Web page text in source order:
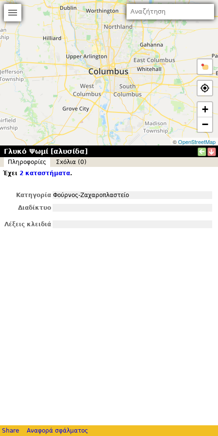
+
−
©OpenStreetMap
Γλυκό Ψωμί [αλυσίδα]
Πληροφορίες
Σxόλια (0)
Έχει 2 καταστήματα.
Κατηγορία Φούρνος-Ζαχαροπλαστείο
Διαδίκτυο
Λέξεις κλειδιά
Share Αναφορά σφάλματος